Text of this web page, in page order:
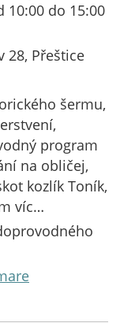
10:00 do 15:00
28, Přeštice
šermu,
program
na obličej,
kozlík Toník,
víc…